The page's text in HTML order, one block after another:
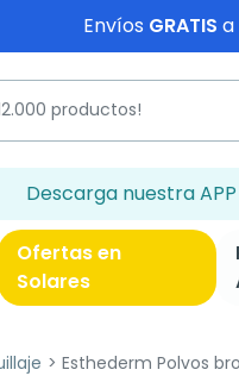
Envíos GRATIS a
Descarga nuestra
Ofertas en
Solares
Esthederm Polvos